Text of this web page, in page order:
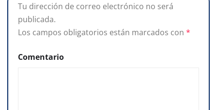
Tu dirección de correo electrónico no será
publicada.
Los campos obligatorios están marcados con *
Comentario